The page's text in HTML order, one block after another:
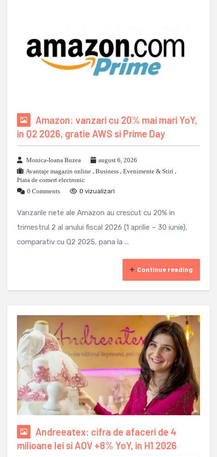
Amazon: vanzari cu 20% mai mari YoY,
in Q2 2026, gratie AWS si Prime Day
Monica-Ioana Buzea
august 6, 2026
Avantaje magazin online , Business , Evenimente & Stiri ,
Piata de comert electronic
0 Comments
0 vizualizari
Vanzarile nete ale Amazon au crescut cu 20% in
trimestrul 2 al anului fiscal 2026 (1 aprilie – 30 iunie),
comparativ cu Q2 2025, pana la ...
Continue reading
Andreeatex: cifra de afaceri de 4
milioane lei si AOV +8% YoY, in H1 2026